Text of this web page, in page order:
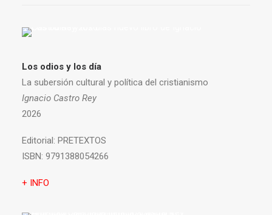
Los odios y los día
La subersión cultural y política del cristianismo
Ignacio Castro Rey
2026
Editorial: PRETEXTOS
ISBN: 9791388054266
+ INFO